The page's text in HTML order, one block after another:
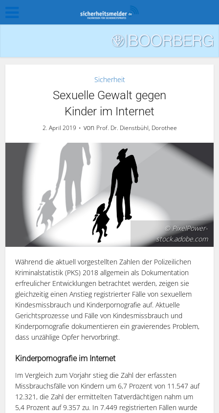
Sicherheit
Sexuelle Gewalt gegen
Kinder im Internet
2. April 2019 von Prof. Dr. Dienstbühl, Dorothee
© PixelPower-
stock.adobe.com
Während die aktuell vorgestellten Zahlen der Polizeilichen
Kriminalstatistik (PKS) 2018 allgemein als Dokumentation
erfreulicher Entwicklungen betrachtet werden, zeigen sie
gleichzeitig einen Anstieg registrierter Fälle von sexuellem
Kindesmissbrauch und Kinderpornografie auf. Aktuelle
Gerichtsprozesse und Fälle von Kindesmissbrauch und
Kinderpornografie dokumentieren ein gravierendes Problem,
dass unzählige Opfer hervorbringt.
Kinderpornografie im Internet
Im Vergleich zum Vorjahr stieg die Zahl der erfassten
Missbrauchsfälle von Kindern um 6,7 Prozent von 11.547 auf
12.321, die Zahl der ermittelten Tatverdächtigen nahm um
5,4 Prozent auf 9.357 zu. In 7.449 registrierten Fällen wurde